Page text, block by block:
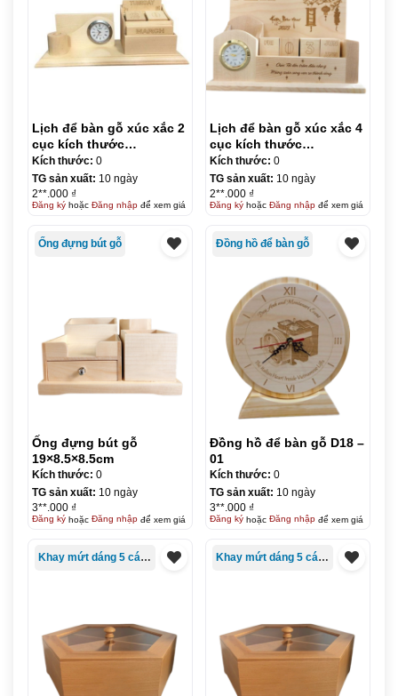
Lịch để bàn gỗ xúc xắc 2
cục kích thước
18*7*8,5cm
Kích thước: 0
TG sản xuất: 10 ngày
2**.000 ₫
Đăng kýhoặc Đăng nhậpđể xem giá
Lịch để bàn gỗ xúc xắc 4
cục kích thước
18*5,8*14cm
Kích thước: 0
TG sản xuất: 10 ngày
2**.000 ₫
Đăng kýhoặc Đăng nhậpđể xem giá
Ống đựng bút gỗ
Ống đựng bút gỗ
19×8.5×8.5cm
Kích thước: 0
TG sản xuất: 10 ngày
3**.000 ₫
Đăng kýhoặc Đăng nhậpđể xem giá
Đồng hồ để bàn gỗ
Đồng hồ để bàn gỗ D18 –
01
Kích thước: 0
TG sản xuất: 10 ngày
3**.000 ₫
Đăng kýhoặc Đăng nhậpđể xem giá
Khay mứt dáng 5 cánh Khay mứt dáng 5 cánh